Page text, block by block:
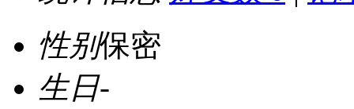
性别保密
生日-